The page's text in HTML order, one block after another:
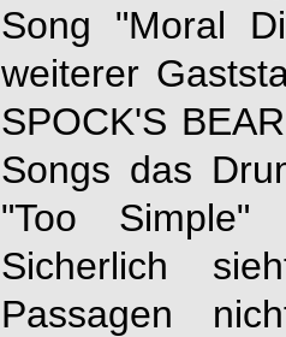
Song "Moral
weiterer
SPOCK'S
Songs das
"Too
Sicherlich
Passagen